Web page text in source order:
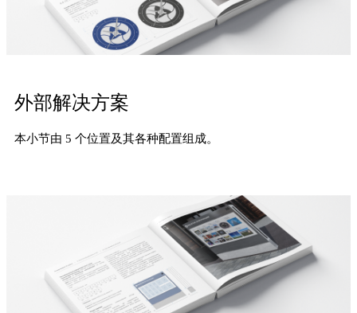
外部解决方案
本小节由 5 个位置及其各种配置组成。